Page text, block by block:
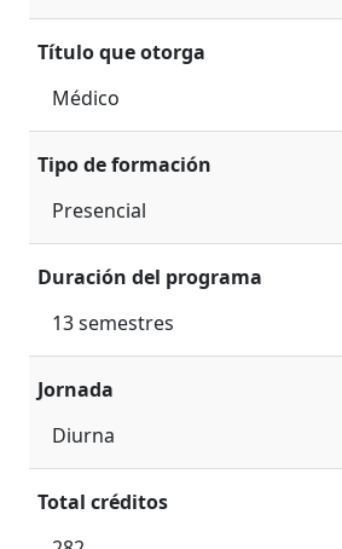
Título que otorga
Médico
Tipo de formación
Presencial
Duración del programa
13 semestres
Jornada
Diurna
Total créditos